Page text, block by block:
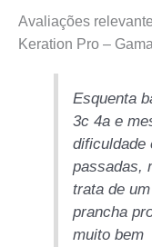
Avaliações
Keration Pro –
Esquenta
3c 4a e
dificuldade
passadas,
trata de
prancha
muito bem